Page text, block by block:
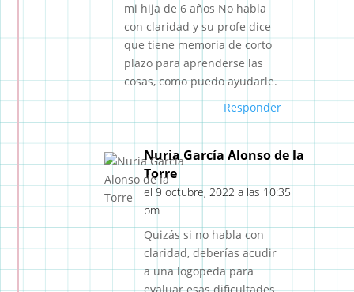
mi hija de 6 años No habla
con claridad y su profe dice
que tiene memoria de corto
plazo para aprenderse las
cosas, como puedo ayudarle.
Responder
Nuria García Alonso de la
Torre
el 9 octubre, 2022 a las 10:35
pm
Quizás si no habla con
claridad, deberías acudir
a una logopeda para